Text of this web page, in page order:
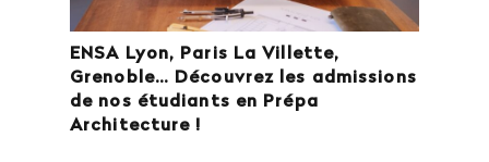
ENSA Lyon, Paris La Villette,
Grenoble… Découvrez les admissions
de nos étudiants en Prépa
Architecture !